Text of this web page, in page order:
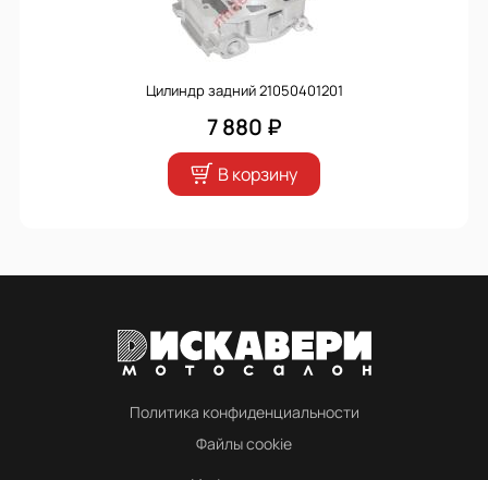
Цилиндр задний 21050401201
7 880 ₽
В корзину
Политика конфиденциальности
Файлы cookie